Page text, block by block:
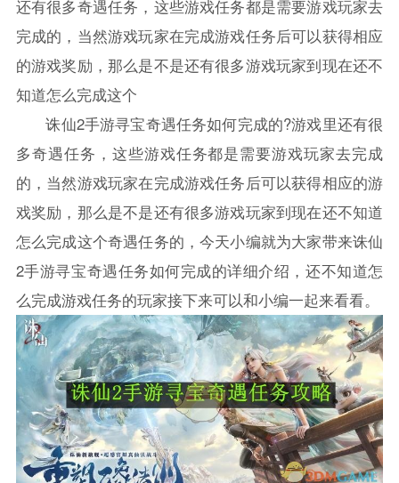
还有很多奇遇任务，这些游戏任务都是需要游戏玩家去
完成的，当然游戏玩家在完成游戏任务后可以获得相应
的游戏奖励，那么是不是还有很多游戏玩家到现在还不
知道怎么完成这个
诛仙2手游寻宝奇遇任务如何完成的?游戏里还有很
多奇遇任务，这些游戏任务都是需要游戏玩家去完成
的，当然游戏玩家在完成游戏任务后可以获得相应的游
戏奖励，那么是不是还有很多游戏玩家到现在还不知道
怎么完成这个奇遇任务的，今天小编就为大家带来诛仙
2手游寻宝奇遇任务如何完成的详细介绍，还不知道怎
么完成游戏任务的玩家接下来可以和小编一起来看看。